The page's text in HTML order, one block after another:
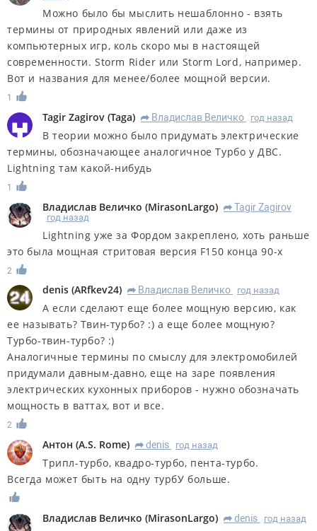
Можно было бы мыслить нешаблонно - взять
термины от природных явлений или даже из
компьютерных игр, коль скоро мы в настоящей
современности. Storm Rider или Storm Lord, например.
Вот и названия для менее/более мощной версии.
1
Tagir Zagirov (Taga) R Владислав Величко год назад
В теории можно было придумать электрические
термины, обозначающее аналогичное Турбо у ДВС.
Lightning там какой-нибудь
1
Владислав Величко (MirasonLargo) R Tagir Zagirov
год назад
Lightning уже за Фордом закреплено, хоть раньше
это была мощная стритовая версия F150 конца 90-х
2
denis (ARfkev24) R Владислав Величко год назад
А если сделают еще более мощную версию, как
ее называть? Твин-турбо? :) а еще более мощную?
Турбо-твин-турбо? :)
Аналогичные термины по смыслу для электромобилей
придумали давным-давно, еще на заре появления
электрических кухонных приборов - нужно обозначать
мощность в ваттах, вот и все.
2
Антон (A.S. Rome) R denis год назад
Трипл-турбо, квадро-турбо, пента-турбо.
Всегда может быть на одну турбУ больше.
Владислав Величко (MirasonLargo) R denis год назад